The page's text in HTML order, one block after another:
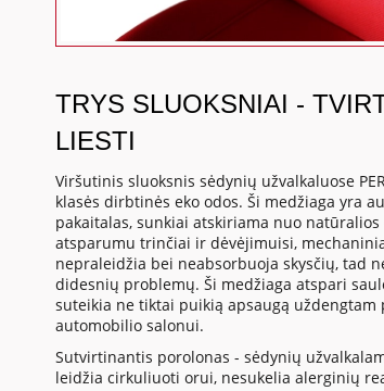
TRYS SLUOKSNIAI -
LIESTI
Viršutinis sluoksnis sėdynių užvalkaluose
klasės dirbtinės eko odos. Ši medžiaga yra
pakaitalas, sunkiai atskiriama nuo
atsparumu trinčiai ir dėvėjimuisi,
nepraleidžia bei neabsorbuoja skysčių, tad
didesnių problemų. Ši medžiaga atspari
suteikia ne tiktai puikią apsaugą
automobilio salonui.
Sutvirtinantis porolonas - sėdynių
leidžia cirkuliuoti orui, nesukelia alerginių